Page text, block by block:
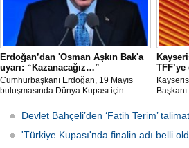
Erdoğan’dan 'Osman Aşkın Bak'a
uyarı: “Kazanacağız…”
Cumhurbaşkanı Erdoğan, 19 Mayıs
buluşmasında Dünya Kupası için
Spor Bakanı Osman Aşkın Bak’a,
"Sürpriz yapabiliriz deme, kazanacağız
diyeceksin" sözleriyle müdahale etti.
ve
ligin
Devlet Bahçeli’den ‘Fatih Terim’
'Türkiye Kupası'nda finalin adı belli